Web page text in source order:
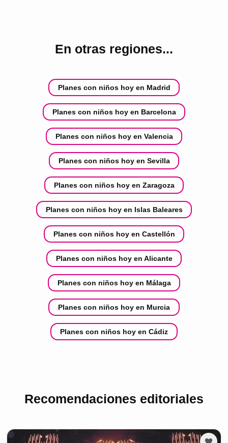
En otras regiones...
Planes con niños hoy en Madrid
Planes con niños hoy en Barcelona
Planes con niños hoy en Valencia
Planes con niños hoy en Sevilla
Planes con niños hoy en Zaragoza
Planes con niños hoy en Islas Baleares
Planes con niños hoy en Castellón
Planes con niños hoy en Alicante
Planes con niños hoy en Málaga
Planes con niños hoy en Murcia
Planes con niños hoy en Cádiz
Recomendaciones editoriales